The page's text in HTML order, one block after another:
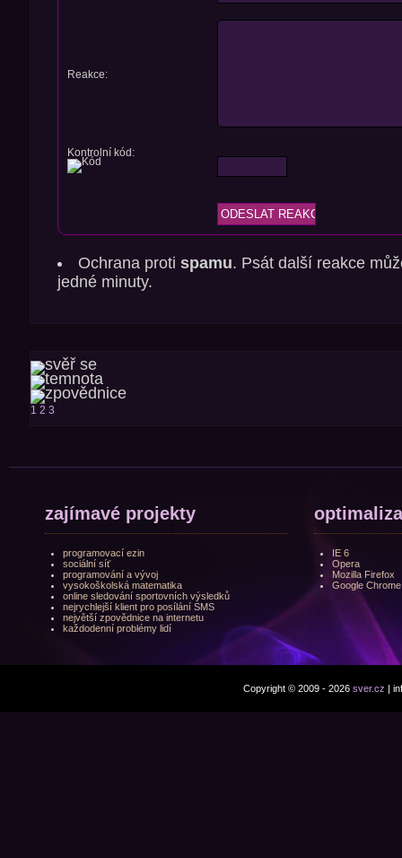
Reakce:
Kontrolní kód:
Ochrana protispamu. Psát další reakce
jedné minuty.
1 2 3
zajímavé projekty
programovací ezin
sociální síť
programování a vývoj
vysokoškolská matematika
online sledování sportovních výsledků
nejrychlejší klient pro posílání SMS
největší zpovědnice na internetu
každodenní problémy lidí
IE 6
Opera
Mozilla Firefox
Google Chrome
Copyright © 2009 - 2026 sver.cz |